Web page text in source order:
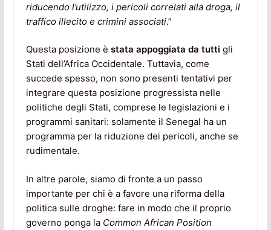
riducendo l’utilizzo, i pericoli correlati alla droga, il
traffico illecito e crimini associati.”
Questa posizione è stata appoggiata da tutti gli
Stati dell’Africa Occidentale. Tuttavia, come
succede spesso, non sono presenti tentativi per
integrare questa posizione progressista nelle
politiche degli Stati, comprese le legislazioni e i
programmi sanitari: solamente il Senegal ha un
programma per la riduzione dei pericoli, anche se
rudimentale.
In altre parole, siamo di fronte a un passo
importante per chi è a favore una riforma della
politica sulle droghe: fare in modo che il proprio
governo ponga la Common African Position